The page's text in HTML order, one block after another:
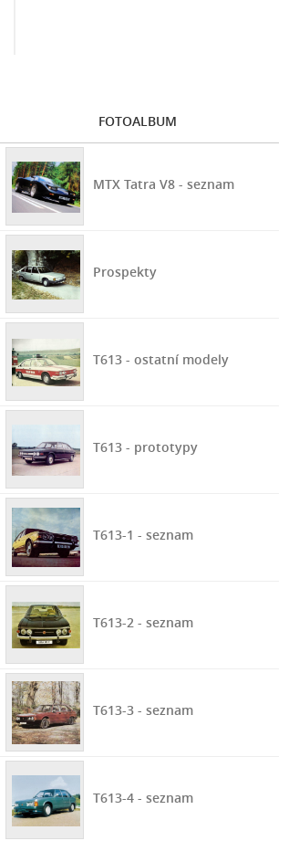
FOTOALBUM
MTX Tatra V8 - seznam
Prospekty
T613 - ostatní modely
T613 - prototypy
T613-1 - seznam
T613-2 - seznam
T613-3 - seznam
T613-4 - seznam